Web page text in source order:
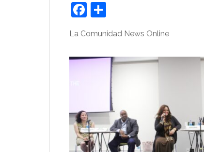
Facebook
La Comunidad News Online